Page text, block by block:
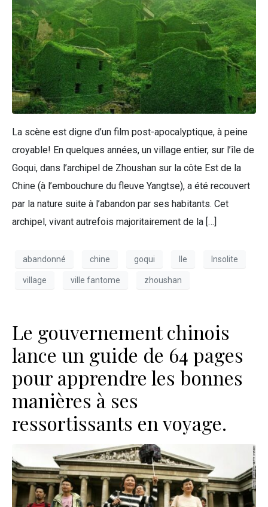
La scène est digne d’un film post-apocalyptique, à peine
croyable! En quelques années, un village entier, sur l’île de
Goqui, dans l’archipel de Zhoushan sur la côte Est de la
Chine (à l’embouchure du fleuve Yangtse), a été recouvert
par la nature suite à l’abandon par ses habitants. Cet
archipel, vivant autrefois majoritairement de la […]
abandonné chine goqui Ile Insolite
village ville fantome zhoushan
Le gouvernement chinois
lance un guide de 64 pages
pour apprendre les bonnes
manières à ses
ressortissants en voyage.